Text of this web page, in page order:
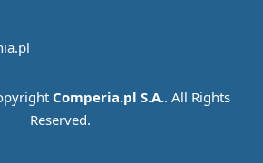
Comperia.pl S.A.. All Rights
Reserved.